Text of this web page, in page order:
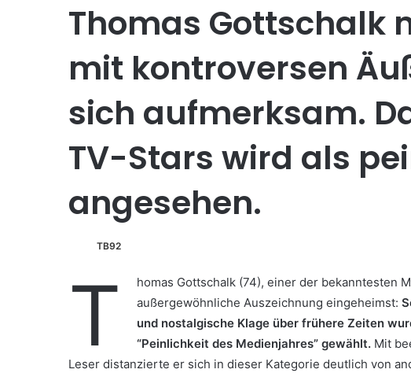
Thomas Gottschalk
mit kontroversen
sich aufmerksam.
TV-Stars wird als
angesehen.
TB92
T
homas Gottschalk (74), einer der bekanntesten
außergewöhnliche Auszeichnung eingeheimst:
und nostalgische Klage über frühere Zeiten
“Peinlichkeit des Medienjahres” gewählt. Mit
Leser distanzierte er sich in dieser Kategorie deutlich von